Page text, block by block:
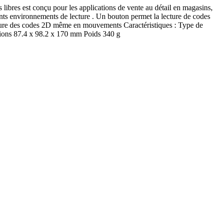
est conçu pour les applications de vente au détail en magasins,
environnements de lecture . Un bouton permet la lecture de codes
des codes 2D même en mouvements Caractéristiques : Type de
87.4 x 98.2 x 170 mm Poids 340 g